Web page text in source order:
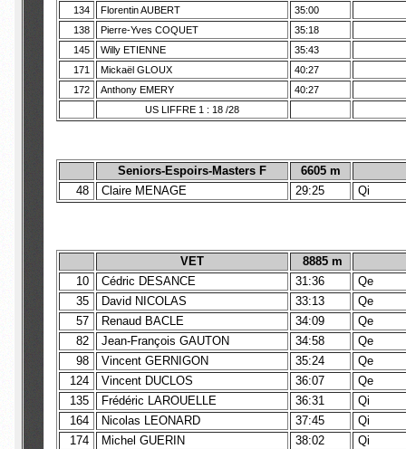
134 Florentin AUBERT
35:00
138
Pierre-Yves COQUET
35:18
145
Willy ETIENNE
35:43
171
Mickaël GLOUX
40:27
172
Anthony EMERY
40:27
US LIFFRE 1 : 18 /28
Seniors-Espoirs-Masters F
6605 m
48
Claire MENAGE 29:25 Qi
VET
8885 m
10
Cédric DESANCE 31:36
Qe
35
David NICOLAS 33:13
Qe
57
Renaud BACLE 34:09
Qe
82
Jean-François GAUTON 34:58
Qe
98
Vincent GERNIGON 35:24
Qe
124
Vincent DUCLOS 36:07
Qe
135
Frédéric LAROUELLE 36:31
Qi
164
Nicolas LEONARD 37:45
Qi
174
Michel GUERIN 38:02
Qi